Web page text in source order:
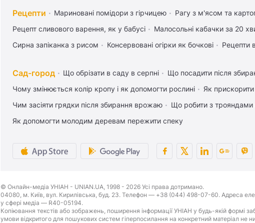
Рецепти Мариновані помідори з гірчицею Рагу з м'ясом та
Рецепт сливового варення, як у бабусі
Малосольні кабачки за 20
Сирна запіканка з рисом
Консервовані огірки як бочкові Рецепти
Сад-город Що обрізати в саду в серпні
Що посадити після
Чому змінюється колір кропу і як допомогти рослині
Як прискорити
Чим засіяти грядки після збирання врожаю
Що робити з трояндами
Як допомогти молодим деревам пережити спеку
© Онлайн-медіа УНІАН - UNIAN.UA, 1998 - 2026 Усі права дотримано.
04080, м. Київ, вул. Кирилівська, буд. 23. Телефон — +38 (044) 498-07-60. Адреса
у сфері медіа — R40-05194.
Копіювання текстів або зображень, поширення інформації УНІАН у будь-якій формі
умови відкритого для пошукових систем гіперпосилання на конкретний матеріал